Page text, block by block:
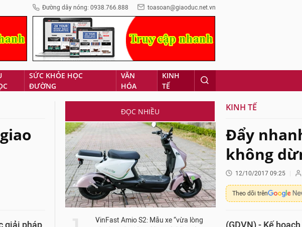
Đường dây nóng: 0938.766.888 toasoan@giaoduc.net.vn
SỨC KHỎE HỌC
ĐƯỜNG
VĂN
HÓA
KINH
TẾ
ĐỌC NHIỀU
VinFast Amio S2: Mẫu xe “vừa lòng
KINH TẾ
Đẩy
không
12/10/2017 09:25
Theo dõi trên